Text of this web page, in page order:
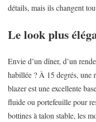
détails, mais ils changent
Le look plus
Envie d’un dîner, d’un
habillée ? À 15 degrés, une
blazer est une excellente
fluide ou portefeuille pour
bottines à talon stable, les